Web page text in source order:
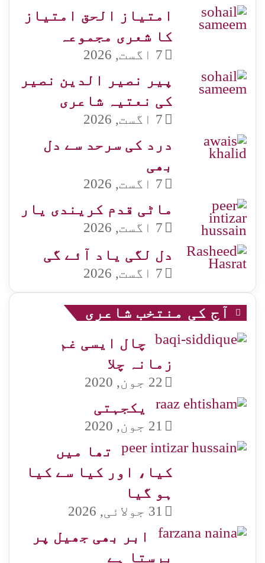
امتیاز الحق امتیاز
کا شعری مجموعہ
7 اگست, 2026
پیر نصیر الدین نصیر
کی نعتیہ شاعری
7 اگست, 2026
درد کی سرحد سے دل
بھی
7 اگست, 2026
ماٹی قدم کریندی یار
7 اگست, 2026
دل لگی یاد آئے گی
7 اگست, 2026
آج کی منتخب شاعری
چال ایسی غم
زمانہ چلا
22 جون, 2020
یکجہتی
21 جون, 2020
تھا میں
کیا، اور کیا سے کیا
ہو گیا
31 جولائی, 2026
ابر بھی جھیل پر
برستا ہے